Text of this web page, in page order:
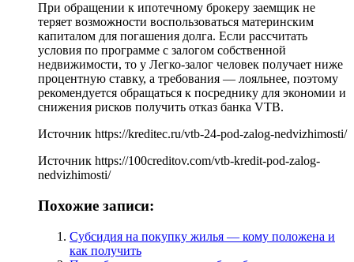
При обращении к ипотечному брокеру заемщик не
теряет возможности воспользоваться материнским
капиталом для погашения долга. Если рассчитать
условия по программе с залогом собственной
недвижимости, то у Легко-залог человек получает ниже
процентную ставку, а требования — лояльнее, поэтому
рекомендуется обращаться к посреднику для экономии и
снижения рисков получить отказ банка VTB.
Источник https://kreditec.ru/vtb-24-pod-zalog-nedvizhimosti/
Источник https://100creditov.com/vtb-kredit-pod-zalog-
nedvizhimosti/
Похожие записи:
Субсидия на покупку жилья — кому положена и
как получить